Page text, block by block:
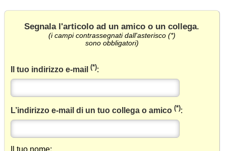
Segnala l'articolo ad un amico o un collega.
(i campi contrassegnati dall'asterisco (*)
sono obbligatori)
Il tuo indirizzo e-mail(*):
L’indirizzo e-mail di un tuo collega o amico(*):
Il tuo nome: